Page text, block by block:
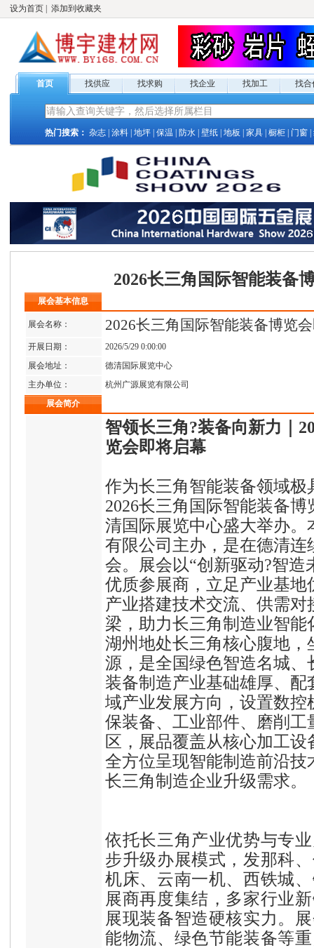
设为首页 添加到收藏夹
首页 找供应 找求购 找企业 找加工 找合
热门搜索： 杂志 涂料 地坪 保温 防水 壁纸 地板 家具 橱柜 门窗
2026长三角国际智能装备
展会基本信息
展会名称： 2026长三角国际智能装备博览
开展日期：
2026/5/29 0:00:00
展会地址：
德清国际展览中心
主办单位：
杭州广源展览有限公司
展会简介
智领长三角?装备向新力｜
览会即将启幕
作为长三角智能装备领域
2026长三角国际智能装备
清国际展览中心盛大举办
有限公司主办，是在德清
会。展会以“创新驱动?智
优质参展商，立足产业基
产业搭建技术交流、供需
梁，助力长三角制造业智能
湖州地处长三角核心腹地，
源，是全国绿色智造名城
装备制造产业基础雄厚、
域产业发展方向，设置数
保装备、工业部件、磨削
区，展品覆盖从核心加工
全方位呈现智能制造前沿
长三角制造企业升级需求。
依托长三角产业优势与专
步升级办展模式，发那科
机床、云南一机、西铁城
展商再度集结，多家行业
展现装备智造硬核实力。
能物流、绿色节能装备等